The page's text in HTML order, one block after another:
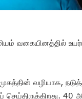
வகையினத்தில்
வழியாக,